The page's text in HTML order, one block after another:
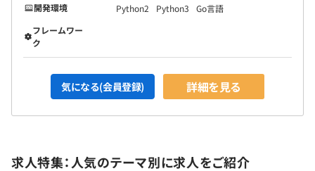
開発環境
Python2 Python3
Go言語
フレームワー
ク
気になる(会員登録) 詳細を見る
求人特集：人気のテーマ別に求人をご紹介